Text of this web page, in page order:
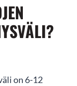
on 6-12